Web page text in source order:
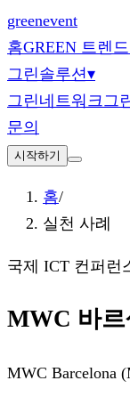
greenevent
홈GREEN 트렌드
그린솔루션▾
그린네트워크그
문의
시작하기
홈/
실천 사례
국제 ICT 컨퍼런
MWC 바
MWC Barcelona